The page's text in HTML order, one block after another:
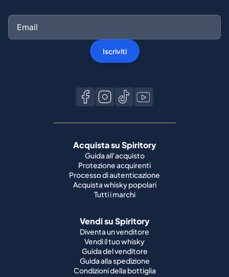
Iscriviti
Acquista su Spiritory
Guida all'acquisto
Protezione acquirenti
Processo di autenticazione
Acquista whisky popolari
Tutti i marchi
Vendi su Spiritory
Diventa un venditore
Vendi il tuo whisky
Guida del venditore
Guida alla spedizione
Condizioni della bottiglia